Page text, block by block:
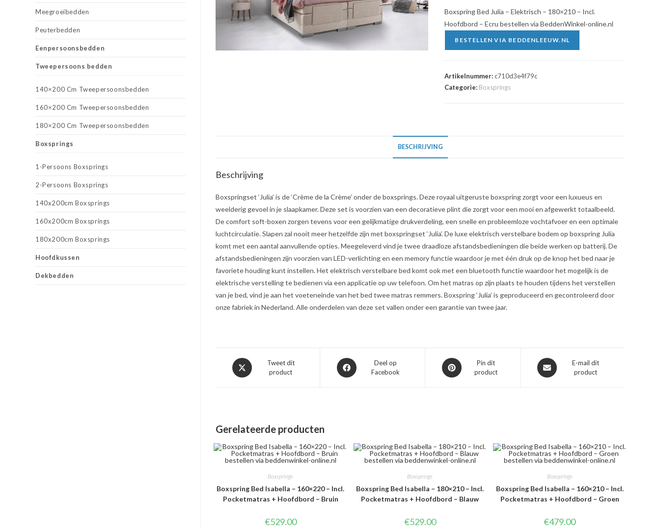
Boxspring Bed Julia – Elektrisch – 180×210 – Incl.
Hoofdbord – Ecru bestellen via BeddenWinkel-online.nl
BESTELLEN VIA BEDDENLEEUW.NL
Artikelnummer:c710d3e4f79c
Categorie: Boxsprings
BESCHRIJVING
Beschrijving
Boxspringset ‘Julia’ is de ‘Crème de la Crème’ onder de boxsprings. Deze royaal uitgeruste boxspring zorgt voor een luxueus en
weelderig gevoel in je slaapkamer. Deze set is voorzien van een decoratieve plint die zorgt voor een mooi en afgewerkt totaalbeeld.
De comfort soft-boxen zorgen tevens voor een gelijkmatige drukverdeling, een snelle en probleemloze vochtafvoer en een optimale
luchtcirculatie. Slapen zal nooit meer hetzelfde zijn met boxspringset ‘Julia’. De luxe elektrisch verstelbare bodem op boxspring Julia
komt met een aantal aanvullende opties. Meegeleverd vind je twee draadloze afstandsbedieningen die beide werken op batterij. De
afstandsbedieningen zijn voorzien van LED-verlichting en een memory functie waardoor je met één druk op de knop het bed naar je
favoriete houding kunt instellen. Het elektrisch verstelbare bed komt ook met een bluetooth functie waardoor het mogelijk is de
elektrische verstelling te bedienen via een applicatie op uw telefoon. Om het matras op zijn plaats te houden tijdens het verstellen
van je bed, vind je aan het voeteneinde van het bed twee matras remmers. Boxspring ‘Julia’ is geproduceerd en gecontroleerd door
onze fabriek in Nederland. Alle onderdelen van deze set vallen onder een garantie van twee jaar.
Opent
in
Tweet dit
product
Opent
in
Deel op
Facebook
Opent
in
Pin dit
product
Opent
in
E-mail dit
product
Gerelateerde producten
Boxsprings
Boxspring Bed Isabella – 160×220 – Incl.
Pocketmatras + Hoofdbord – Bruin
€529.00
Boxsprings
Boxspring Bed Isabella – 180×210 – Incl.
Pocketmatras + Hoofdbord – Blauw
€529.00
Boxsprings
Boxspring Bed Isabella – 160×210 – Incl.
Pocketmatras + Hoofdbord – Groen
€479.00
Meegroeibedden
Peuterbedden
Eenpersoonsbedden
Tweepersoons bedden
140×200 Cm Tweepersoonsbedden
160×200 Cm Tweepersoonsbedden
180×200 Cm Tweepersoonsbedden
Boxsprings
1-Persoons Boxsprings
2-Persoons Boxsprings
140x200cm Boxsprings
160x200cm Boxsprings
180x200cm Boxsprings
Hoofdkussen
Dekbedden